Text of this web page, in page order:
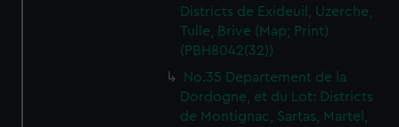
Districts de Exideuil, Uzerche,
Tulle, Brive (Map; Print)
(PBH8042(32))
No.35 Departement de la
Dordogne, et du Lot: Districts
de Montignac, Sartas, Martel,